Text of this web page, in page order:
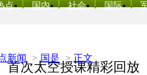
点 国内 社会 国际
新闻 > 国是 > 正文
首次太空授课精彩回放